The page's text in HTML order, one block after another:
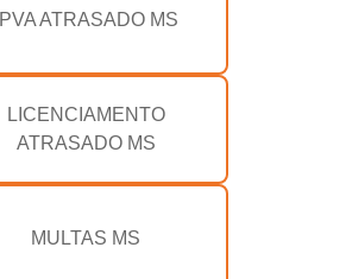
IPVA ATRASADO MS
LICENCIAMENTO
ATRASADO MS
MULTAS MS